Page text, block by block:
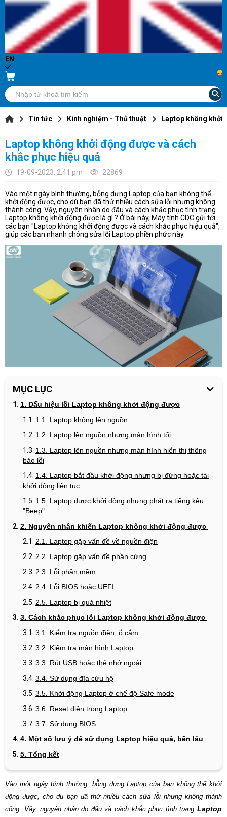
EN
...
Tin tức Kinh nghiệm - Thủ thuật Laptop không khởi
Laptop không khởi động được và cách
khắc phục hiệu quả
19-09-2023, 2:41 pm 22869
Vào một ngày bình thường, bỗng dưng Laptop của bạn không thể
khởi động được, cho dù bạn đã thử nhiều cách sửa lỗi nhưng không
thành công. Vậy, nguyên nhân do đâu và cách khắc phục tình trạng
Laptop không khởi động được là gì ? Ở bài này, Máy tính CDC gửi tới
các bạn "Laptop không khởi động được và cách khắc phục hiệu quả",
giúp các bạn nhanh chóng sửa lỗi Laptop phiền phức này.
MỤC LỤC
1. Dấu hiệu lỗi Laptop không khởi động được
1.1. Laptop không lên nguồn
1.2. Laptop lên nguồn nhưng màn hình tối
1.3. Laptop lên nguồn nhưng màn hình hiển thị thông
báo lỗi
1.4. Laptop bắt đầu khởi động nhưng bị đứng hoặc tái
khởi động liên tục
1.5. Laptop được khởi động nhưng phát ra tiếng kêu
"Beep"
2. Nguyên nhân khiến Laptop không khởi động được
2.1. Laptop gặp vấn đề về nguồn điện
2.2. Laptop gặp vấn đề phần cứng
2.3. Lỗi phần mềm
2.4. Lỗi BIOS hoặc UEFI
2.5. Laptop bị quá nhiệt
3. Cách khắc phục lỗi Laptop không khởi động được
3.1. Kiểm tra nguồn điện, ổ cắm
3.2. Kiểm tra màn hình Laptop
3.3. Rút USB hoặc thẻ nhớ ngoài
3.4. Sử dụng đĩa cứu hộ
3.5. Khởi động Laptop ở chế độ Safe mode
3.6. Reset điện trong Laptop
3.7. Sử dụng BIOS
4. Một số lưu ý để sử dụng Laptop hiệu quả, bền lâu
5. Tổng kết
Vào một ngày bình thường, bỗng dưng Laptop của bạn không thể khởi
động được, cho dù bạn đã thử nhiều cách sửa lỗi nhưng không thành
công. Vậy, nguyên nhân do đâu và cách khắc phục tình trạng Laptop